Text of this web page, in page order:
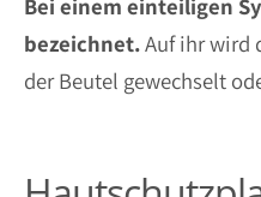
Bei einem einteiligen
bezeichnet.Auf ihr wird
der Beutel gewechselt